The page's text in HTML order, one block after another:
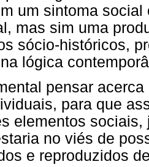
um sintoma
mas sim uma
sócio-históricos,
lógica
pensar
para que
elementos
no viés de
e reproduzidos